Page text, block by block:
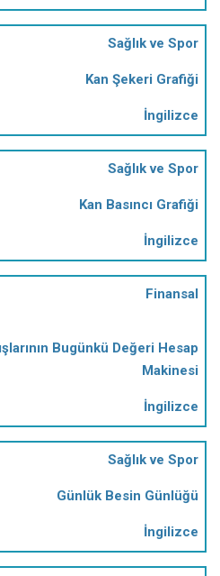
Sağlık ve Spor
Kan Şekeri Grafiği
İngilizce
Sağlık ve Spor
Kan Basıncı Grafiği
İngilizce
Finansal
Bugünkü Değeri Hesap
Makinesi
İngilizce
Sağlık ve Spor
Günlük Besin Günlüğü
İngilizce